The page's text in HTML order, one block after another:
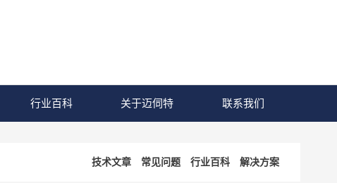
行业百科 关于迈伺特 联系我们
技术文章 常见问题 行业百科 解决方案